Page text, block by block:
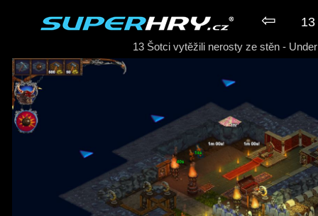
⇦
► Hra UnderMaster
13 Šotci vytěžili nerosty ze stěn -